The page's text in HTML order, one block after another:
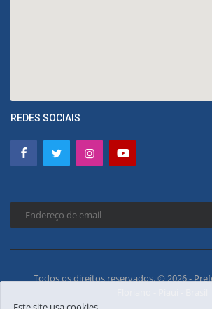
REDES SOCIAIS
Todos os direitos reservados. © 2026 -